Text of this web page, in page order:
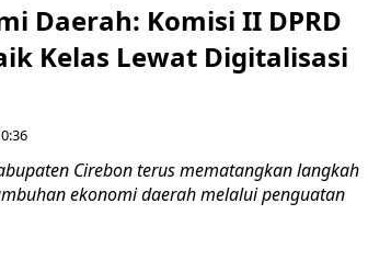
Daerah: Komisi II DPRD
Kelas Lewat Digitalisasi
Cirebon terus mematangkan langkah
ekonomi daerah melalui penguatan